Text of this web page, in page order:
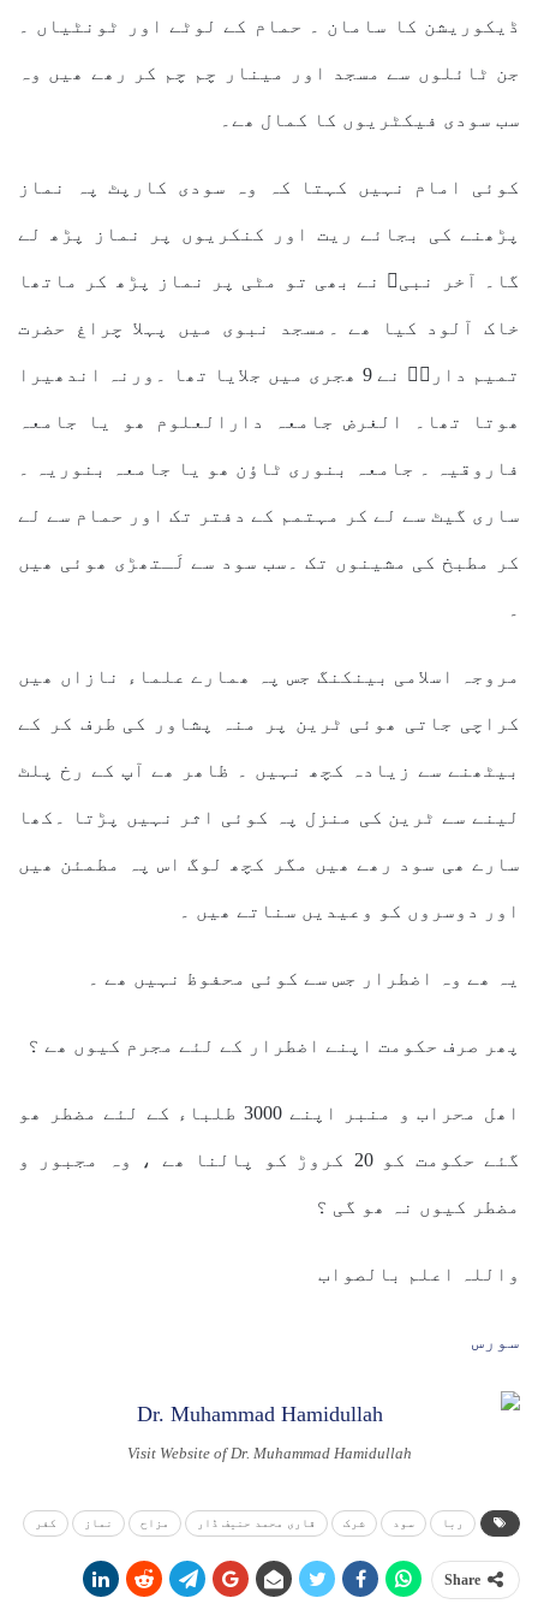
ڈیکوریشن کا سامان ۔ حمام کے لوٹے اور ٹونٹیاں ۔
جن ٹائلوں سے مسجد اور مینار چم چم کر رھے ھیں وہ
سب سودی فیکٹریوں کا کمال ھے۔
کوئی امام نہیں کہتا کہ وہ سودی کارپٹ پہ نماز
پڑھنے کی بجائے ریت اور کنکریوں پر نماز پڑھ لے
گا۔ آخر نبیﷺ نے بھی تو مٹی پر نماز پڑھ کر ماتھا
خاک آلود کیا ھے ۔مسجد نبوی میں پہلا چراغ حضرت
تمیم داریؓ نے 9 ھجری میں جلایا تھا ۔ورنہ اندھیرا
ھوتا تھا۔ الغرض جامعہ دارالعلوم ھو یا جامعہ
فاروقیہ ۔ جامعہ بنوری ٹاؤن ھو یا جامعہ بنوریہ ۔
ساری گیٹ سے لے کر مہتمم کے دفتر تک اور حمام سے لے
کر مطبخ کی مشینوں تک ۔سب سود سے لَـتھڑی ھوئی ھیں
مروجہ اسلامی بینکنگ جس پہ ھمارے علماء نازاں ھیں
کراچی جاتی ھوئی ٹرین پر منہ پشاور کی طرف کر کے
بیٹھنے سے زیادہ کچھ نہیں ۔ ظاھر ھے آپ کے رخ پلٹ
لینے سے ٹرین کی منزل پہ کوئی اثر نہیں پڑتا ۔کھا
سارے ھی سود رھے ھیں مگر کچھ لوگ اس پہ مطمئن ھیں
اور دوسروں کو وعیدیں سناتے ھیں ۔
یہ ھے وہ اضطرار جس سے کوئی محفوظ نہیں ھے ۔
پھر صرف حکومت اپنے اضطرار کے لئے مجرم کیوں ھے ؟
اھل محراب و منبر اپنے 3000 طلباء کے لئے مضطر ھو
گئے حکومت کو 20 کروڑ کو پالنا ھے ، وہ مجبور و
مضطر کیوں نہ ھو گی ؟
واللہ اعلم بالصواب
سورس
Visit Website of Dr. Muhammad Hamidullah
ربا سود شرک قاری محمد حنیف ڈار مزاح نماز کفر
Share